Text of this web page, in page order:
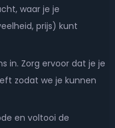
waar je je
prijs) kunt
in. Zorg ervoor dat je je
zodat we je kunnen
en voltooi de